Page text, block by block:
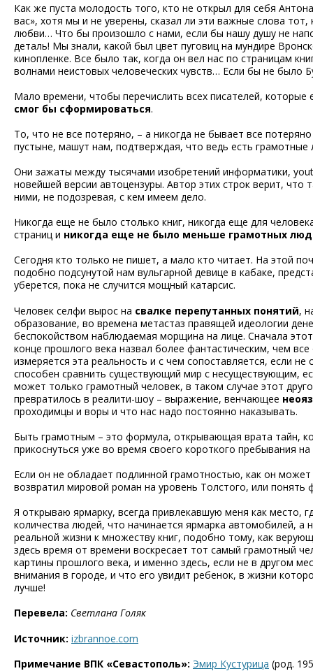
Как же пуста молодость того, кто не открыл для себя
вас», хотя мы и не уверены, сказал ли эти важные слова
любви… Что бы произошло с нами, если бы нашу душу не
деталь! Мы знали, какой был цвет пуговиц на мундире
кинопленке. Все было так, когда он вел нас по страницам
волнами неистовых человеческих чувств… Если бы не было
Мало времени, чтобы перечислить всех писателей,
смог бы сформироваться.
То, что не все потеряно, – а никогда не бывает все
пустыне, машут нам, подтверждая, что ведь есть грамотные
Они зажаты между тысячами изобретений информатики,
новейшей версии автоцензуры. Автор этих строк верит,
ними, не подозревая, с кем имеем дело.
Никогда еще не было столько книг, никогда еще для
страниц и никогда еще не было меньше грамотных
Сегодня кто только не пишет, а мало кто читает. На этой
подобно подсунутой нам вульгарной девице в кабаке,
уберется, пока не случится мощный катарсис.
Человек селфи вырос на свалке перепутанных понятий,
образование, во времена метастаз правящей идеологии
беспокойством наблюдаемая морщина на лице. Сначала
конце прошлого века назвал более фантастическим, чем
измеряется эта реальность и с чем сопоставляется, если
способен сравнить существующий мир с несуществующим,
может только грамотный человек, в таком случае этот
превратилось в реалити-шоу – выражение, венчающее
проходимцы и воры и что нас надо постоянно наказывать.
Быть грамотным – это формула, открывающая врата тайн,
прикоснуться уже во время своего короткого пребывания
Если он не обладает подлинной грамотностью, как он
возвратил мировой роман на уровень Толстого, или
Я открываю ярмарку, всегда привлекавшую меня как место,
количества людей, что начинается ярмарка автомобилей, а
реальной жизни к множеству книг, подобно тому, как
здесь время от времени воскресает тот самый грамотный
картины прошлого века, и именно здесь, если не в другом
внимания в городе, и что его увидит ребенок, в жизни
лучше!
Перевела: Светлана Голяк
Источник: izbrannoe.com
Примечание ВПК «Севастополь»: Эмир Кустурица (род.